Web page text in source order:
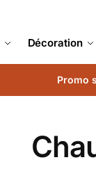
Décoration
Promo